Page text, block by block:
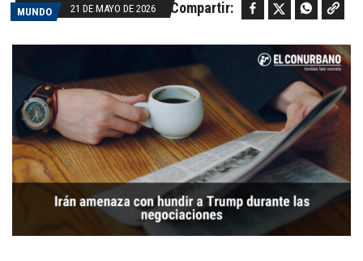
MUNDO 21 DE MAYO DE 2026 Compartir: Facebook Twitter WhatsApp Copy link